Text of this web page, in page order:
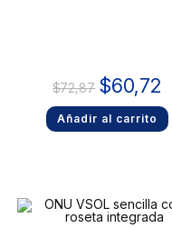
$72,87 $60,72
Añadir al carrito